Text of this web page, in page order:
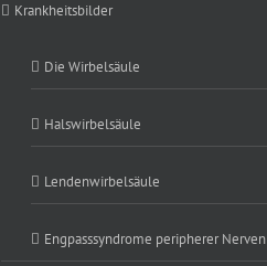
Krankheitsbilder
Die Wirbelsäule
Halswirbelsäule
Lendenwirbelsäule
Engpasssyndrome peripherer Nerven